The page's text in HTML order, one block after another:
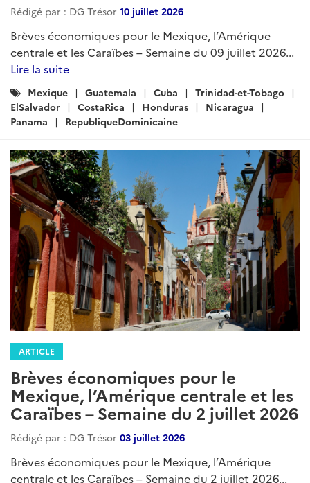
Rédigé par : DG Trésor 10 juillet 2026
Brèves économiques pour le Mexique, l’Amérique
centrale et les Caraïbes – Semaine du 09 juillet 2026...
Lire la suite
Catégories
:
Mexique Guatemala Cuba
Trinidad-et-Tobago
ElSalvador
CostaRica Honduras
Nicaragua
Panama
RepubliqueDominicaine
ARTICLE
Brèves économiques pour le
Mexique, l’Amérique centrale et les
Caraïbes – Semaine du 2 juillet 2026
Rédigé par : DG Trésor 03 juillet 2026
Brèves économiques pour le Mexique, l’Amérique
centrale et les Caraïbes – Semaine du 2 juillet 2026...